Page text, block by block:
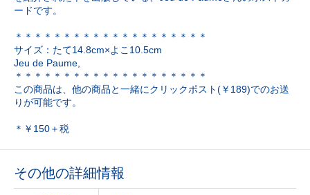
ードです。
＊＊＊＊＊＊＊＊＊＊＊＊＊＊＊＊＊＊＊＊
サイズ：たて14.8cm×よこ10.5cm
Jeu de Paume,
＊＊＊＊＊＊＊＊＊＊＊＊＊＊＊＊＊＊＊＊
この商品は、他の商品と一緒にクリックポスト(￥189)でのお送
りが可能です。
＊￥150＋税
その他の詳細情報